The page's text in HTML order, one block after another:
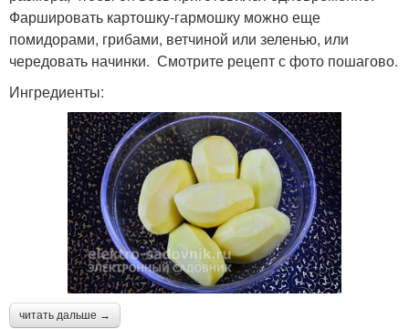
Фаршировать картошку-гармошку можно еще
помидорами, грибами, ветчиной или зеленью, или
чередовать начинки. Смотрите рецепт с фото пошагово.
Ингредиенты:
читать дальше →